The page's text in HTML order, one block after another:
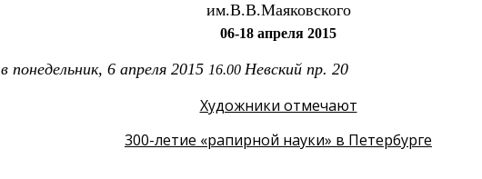
им.В.В.Маяковского
06-18 апреля 2015
в понедельник, 6 апреля 2015 16.00 Невский пр. 20
Художники отмечают
300-летие «рапирной науки» в Петербурге